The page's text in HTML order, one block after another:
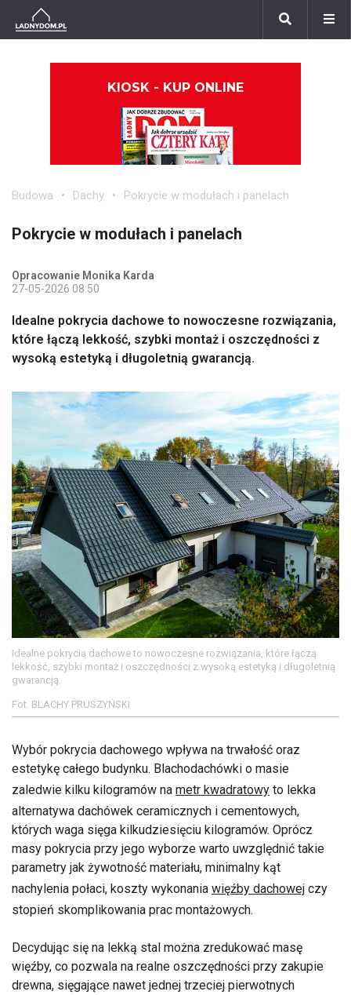
KIOSK - KUP ONLINE
Budowa Dachy Pokrycie w modułach i panelach
Pokrycie w modułach i panelach
Opracowanie Monika Karda
27-05-2026 08:50
Idealne pokrycia dachowe to nowoczesne rozwiązania,
które łączą lekkość, szybki montaż i oszczędności z
wysoką estetyką i długoletnią gwarancją.
Idealne pokrycia dachowe to nowoczesne rozwiązania, które łączą
lekkość, szybki montaż i oszczędności z wysoką estetyką i długoletnią
gwarancją.
Fot. BLACHY PRUSZYŃSKI
Wybór pokrycia dachowego wpływa na trwałość oraz
estetykę całego budynku. Blachodachówki o masie
zaledwie kilku kilogramów na metr kwadratowy to lekka
alternatywa dachówek ceramicznych i cementowych,
których waga sięga kilkudziesięciu kilogramów. Oprócz
masy pokrycia przy jego wyborze warto uwzględnić takie
parametry jak żywotność materiału, minimalny kąt
nachylenia połaci, koszty wykonania więźby dachowej czy
stopień skomplikowania prac montażowych.
Decydując się na lekką stal można zredukować masę
więźby, co pozwala na realne oszczędności przy zakupie
drewna, sięgające nawet jednej trzeciej pierwotnych